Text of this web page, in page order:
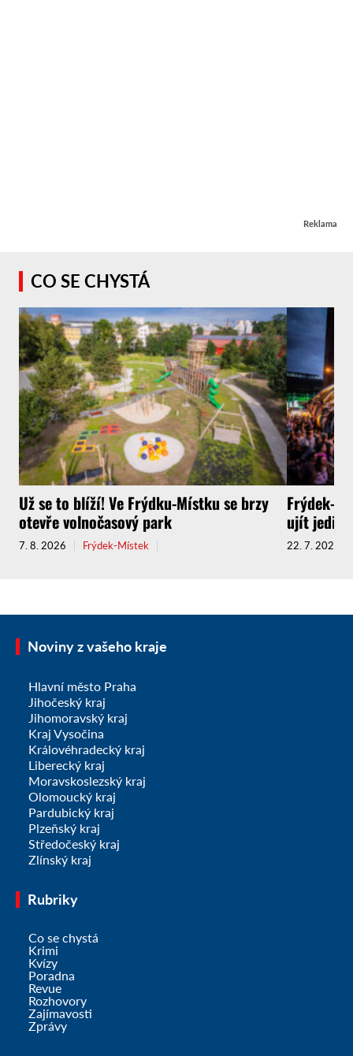
Reklama
CO SE CHYSTÁ
Už se to blíží! Ve Frýdku-Místku se brzy
otevře volnočasový park
7. 8. 2026 Frýdek-Místek
Frýdek-
ujít
22. 7. 2026
Noviny z vašeho kraje
Hlavní město Praha
Jihočeský kraj
Jihomoravský kraj
Kraj Vysočina
Královéhradecký kraj
Liberecký kraj
Moravskoslezský kraj
Olomoucký kraj
Pardubický kraj
Plzeňský kraj
Středočeský kraj
Zlínský kraj
Rubriky
Co se chystá
Krimi
Kvízy
Poradna
Revue
Rozhovory
Zajímavosti
Zprávy